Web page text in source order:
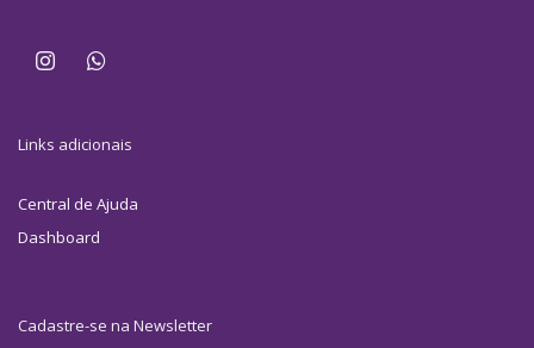
Links adicionais
Central de Ajuda
Dashboard
Cadastre-se na Newsletter